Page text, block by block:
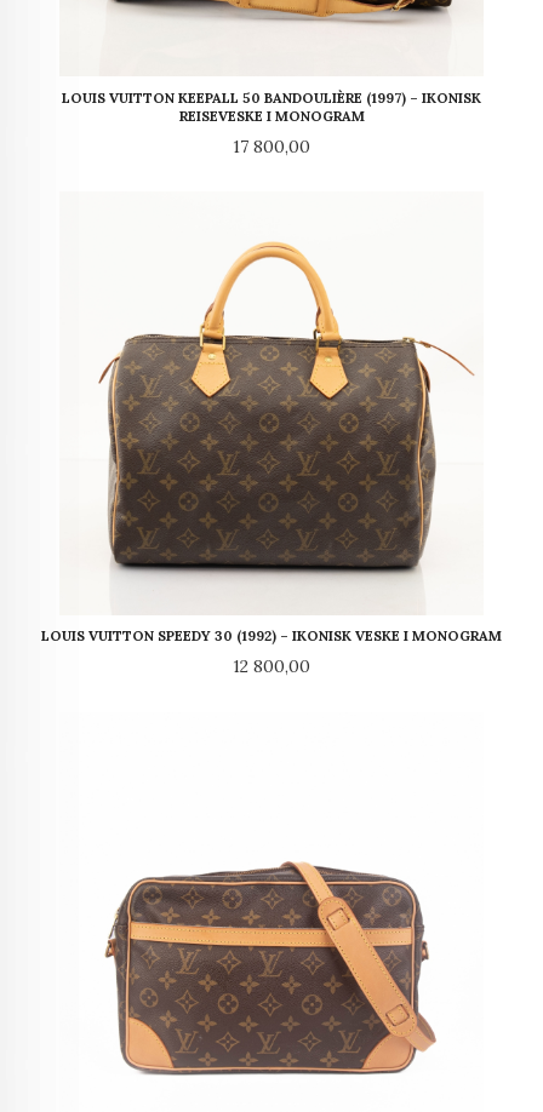
LOUIS VUITTON KEEPALL 50 BANDOULIÈRE (1997) – IKONISK
REISEVESKE I MONOGRAM
Pris
17 800,00
LOUIS VUITTON SPEEDY 30 (1992) – IKONISK VESKE I MONOGRAM
Pris
12 800,00